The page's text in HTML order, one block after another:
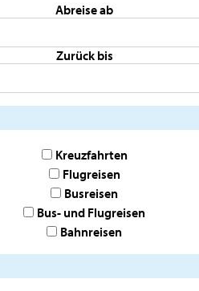
Abreise ab
Zurück bis
Kreuzfahrten
Flugreisen
Busreisen
Bus- und Flugreisen
Bahnreisen